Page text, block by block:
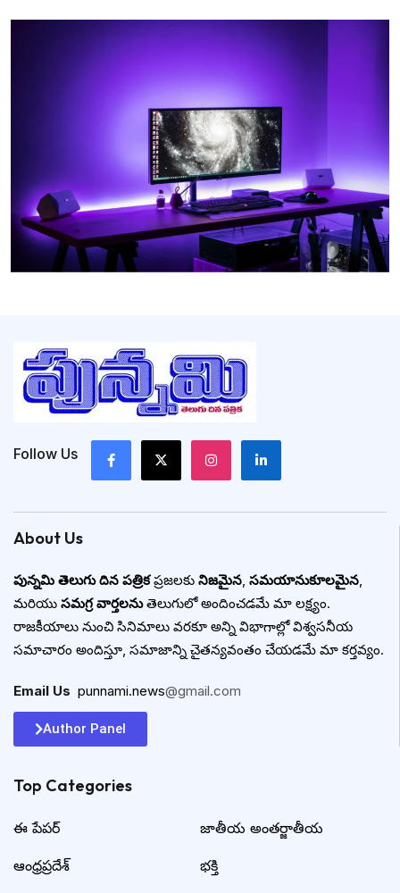
Follow Us
About Us
పున్నమి తెలుగు దిన పత్రికప్రజలకు నిజమైన, సమయానుకూలమైన,
మరియు సమగ్ర వార్తలనుతెలుగులో అందించడమే మా లక్ష్యం.
రాజకీయాలు నుంచి సినిమాలు వరకూ అన్ని విభాగాల్లో విశ్వసనీయ
సమాచారం అందిస్తూ, సమాజాన్ని చైతన్యవంతం చేయడమే మా కర్తవ్యం.
Email Us punnami.news@gmail.com
Author Panel
Top Categories​
ఈ పేపర్
ఆంధ్రప్రదేశ్
జాతీయ అంతర్జాతీయ
భక్తి